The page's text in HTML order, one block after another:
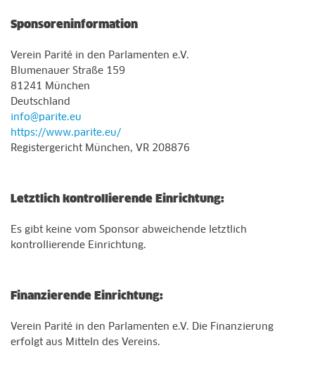
Sponsoreninformation
Verein Parité in den Parlamenten e.V.
Blumenauer Straße 159
81241 München
Deutschland
info@parite.eu
https://www.parite.eu/
Registergericht München, VR 208876
Letztlich kontrollierende Einrichtung:
Es gibt keine vom Sponsor abweichende letztlich
kontrollierende Einrichtung.
Finanzierende Einrichtung:
Verein Parité in den Parlamenten e.V. Die Finanzierung
erfolgt aus Mitteln des Vereins.